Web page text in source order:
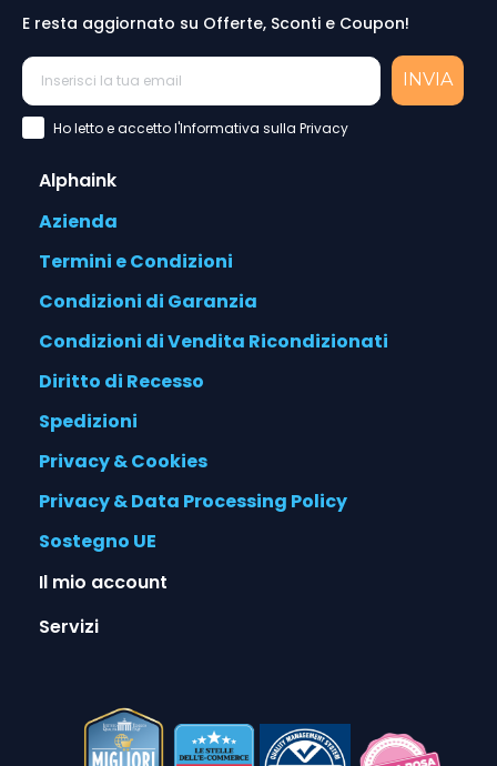
E resta aggiornato su Offerte, Sconti e Coupon!
INVIA
Accettazione Privacy Policy
Ho letto e accetto l'Informativa sulla Privacy
Alphaink
Azienda
Termini e Condizioni
Condizioni di Garanzia
Condizioni di Vendita Ricondizionati
Diritto di Recesso
Spedizioni
Privacy & Cookies
Privacy & Data Processing Policy
Sostegno UE
Il mio account
Servizi